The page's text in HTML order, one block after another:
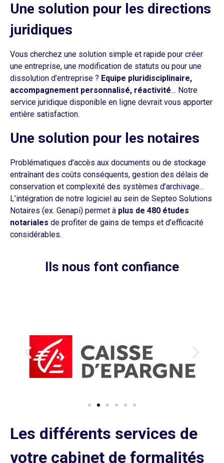
Une solution pour les directions
juridiques
Vous cherchez une solution simple et rapide pour créer
une entreprise, une modification de statuts ou pour une
dissolution d’entreprise ? Equipe pluridisciplinaire,
accompagnement personnalisé, réactivité… Notre
service juridique disponible en ligne devrait vous apporter
entière satisfaction.
Une solution pour les notaires
Problématiques d’accès aux documents ou de stockage
entraînant des coûts conséquents, gestion des délais de
conservation et complexité des systèmes d’archivage…
L’intégration de notre logiciel au sein de Septeo Solutions
Notaires (ex. Genapi) permet à plus de 480 études
notariales de profiter de gains de temps et d’efficacité
considérables.
Ils nous font confiance
Les différents services de
votre cabinet de formalités